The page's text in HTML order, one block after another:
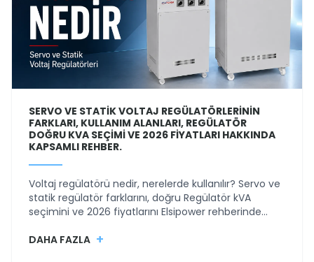
SERVO VE STATIK VOLTAJ REGÜLATÖRLERININ
FARKLARI, KULLANIM ALANLARI, REGÜLATÖR
DOĞRU KVA SEÇIMI VE 2026 FIYATLARI HAKKINDA
KAPSAMLI REHBER.
Voltaj regülatörü nedir, nerelerde kullanılır? Servo ve
statik regülatör farklarını, doğru Regülatör kVA
seçimini ve 2026 fiyatlarını Elsipower rehberinde
DAHA FAZLA +